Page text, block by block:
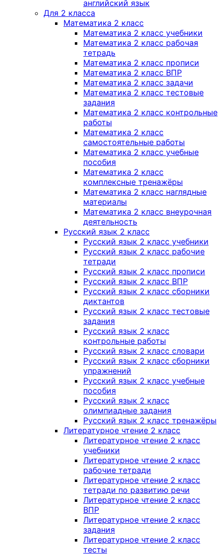
английский язык
Для 2 класса
Математика 2 класс
Математика 2 класс учебники
Математика 2 класс рабочая
тетрадь
Математика 2 класс прописи
Математика 2 класс ВПР
Математика 2 класс задачи
Математика 2 класс тестовые
задания
Математика 2 класс контрольные
работы
Математика 2 класс
самостоятельные работы
Математика 2 класс учебные
пособия
Математика 2 класс
комплексные тренажёры
Математика 2 класс наглядные
материалы
Математика 2 класс внеурочная
деятельность
Русский язык 2 класс
Русский язык 2 класс учебники
Русский язык 2 класс рабочие
тетради
Русский язык 2 класс прописи
Русский язык 2 класс ВПР
Русский язык 2 класс сборники
диктантов
Русский язык 2 класс тестовые
задания
Русский язык 2 класс
контрольные работы
Русский язык 2 класс словари
Русский язык 2 класс сборники
упражнений
Русский язык 2 класс учебные
пособия
Русский язык 2 класс
олимпиадные задания
Русский язык 2 класс тренажёры
Литературное чтение 2 класс
Литературное чтение 2 класс
учебники
Литературное чтение 2 класс
рабочие тетради
Литературное чтение 2 класс
тетради по развитию речи
Литературное чтение 2 класс
ВПР
Литературное чтение 2 класс
задания
Литературное чтение 2 класс
тесты